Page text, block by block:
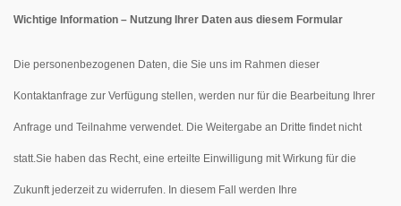
Wichtige Information – Nutzung Ihrer Daten aus diesem Formular
Die personenbezogenen Daten, die Sie uns im Rahmen dieser
Kontaktanfrage zur Verfügung stellen, werden nur für die Bearbeitung Ihrer
Anfrage und Teilnahme verwendet. Die Weitergabe an Dritte findet nicht
statt.Sie haben das Recht, eine erteilte Einwilligung mit Wirkung für die
Zukunft jederzeit zu widerrufen. In diesem Fall werden Ihre